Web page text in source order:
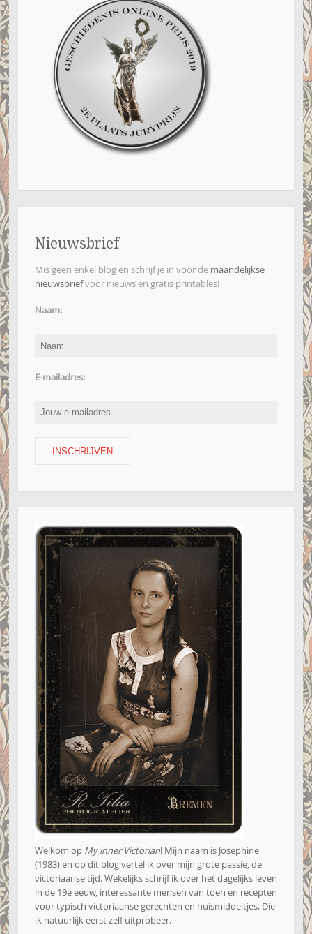
Nieuwsbrief
Mis geen enkel blog en schrijf je in voor de maandelijkse
nieuwsbriefvoor nieuws en gratis printables!
Naam:
E-mailadres:
Welkom op My inner Victorian! Mijn naam is Josephine
(1983) en op dit blog vertel ik over mijn grote passie, de
victoriaanse tijd. Wekelijks schrijf ik over het dagelijks leven
in de 19e eeuw, interessante mensen van toen en recepten
voor typisch victoriaanse gerechten en huismiddeltjes. Die
ik natuurlijk eerst zelf uitprobeer.